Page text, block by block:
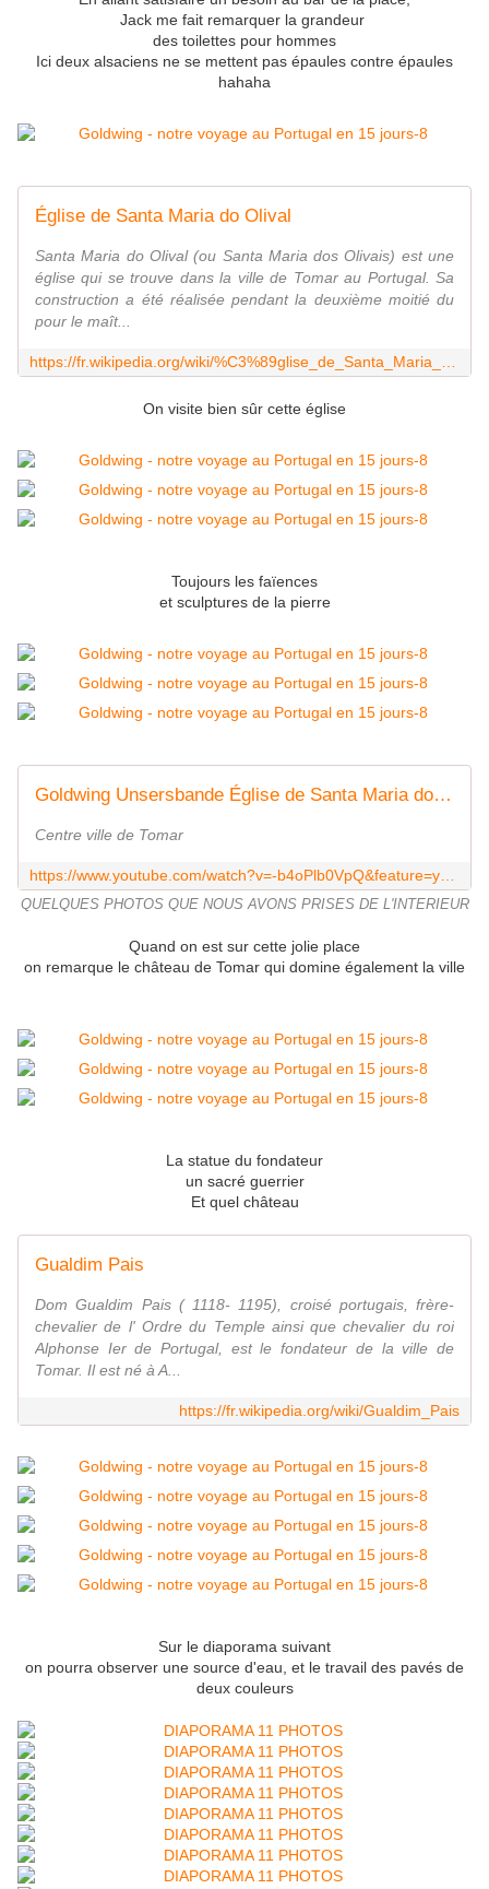
Jack me fait remarquer la grandeur
des toilettes pour hommes
Ici deux alsaciens ne se mettent pas épaules contre épaules
hahaha
Église de Santa Maria do Olival
Santa Maria do Olival (ou Santa Maria dos Olivais) est une
église qui se trouve dans la ville de Tomar au Portugal. Sa
construction a été réalisée pendant la deuxième moitié du
pour le maît...
On visite bien sûr cette église
Toujours les faïences
et sculptures de la pierre
Goldwing Unsersbande Église de Santa Maria do Olival Portugal
Centre ville de Tomar
QUELQUES PHOTOS QUE NOUS AVONS PRISES DE L'INTERIEUR
Quand on est sur cette jolie place
on remarque le château de Tomar qui domine également la ville
La statue du fondateur
un sacré guerrier
Et quel château
Gualdim Pais
Dom Gualdim Pais ( 1118- 1195), croisé portugais, frère-
chevalier de l' Ordre du Temple ainsi que chevalier du roi
Alphonse Ier de Portugal, est le fondateur de la ville de
Tomar. Il est né à A...
https://fr.wikipedia.org/wiki/Gualdim_Pais
Sur le diaporama suivant
on pourra observer une source d'eau, et le travail des pavés de
deux couleurs